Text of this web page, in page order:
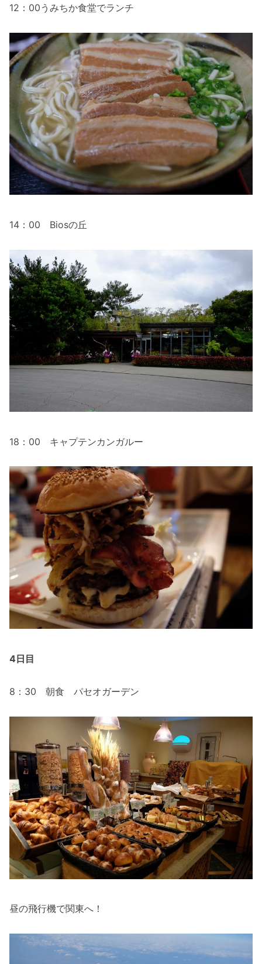
12：00うみちか食堂でランチ
14：00 Biosの丘
18：00 キャプテンカンガルー
4日目
8：30 朝食 パセオガーデン
昼の飛行機で関東へ！